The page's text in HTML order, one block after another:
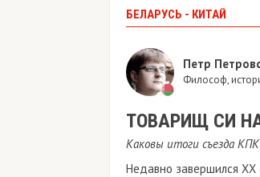
БЕЛАРУСЬ - КИТАЙ
Петр
Философ,
ТОВАРИЩ СИ
Каковы итоги съезда КПК
Недавно завершился ХХ